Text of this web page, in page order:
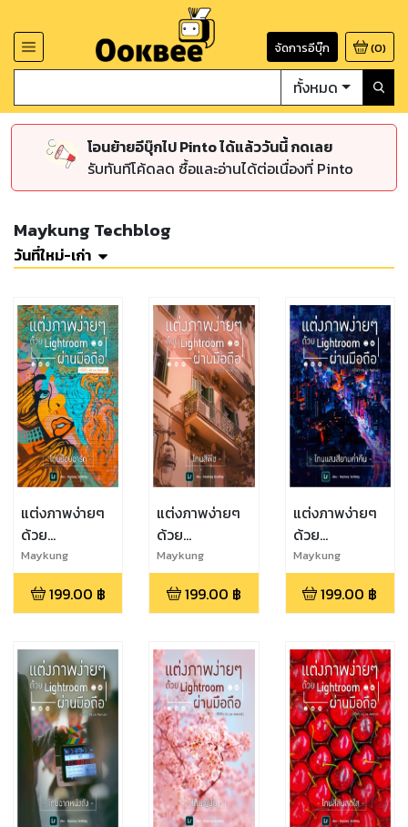
จัดการอีบุ๊ก (0)
ทั้งหมด
โอนย้ายอีบุ๊กไป Pinto ได้แล้ววันนี้ กดเลย
รับทันทีโค้ดลด ซื้อและอ่านได้ต่อเนื่องที่ Pinto
Maykung Techblog
วันที่ใหม่-เก่า
แต่งภาพง่ายๆ
ด้วย
Lightroom
ผ่านมือถือ : โทน
ป๊อปอาร์ต
Maykung
Techblog
199.00 ฿
แต่งภาพง่ายๆ
ด้วย
Lightroom
ผ่านมือถือ : โทน
สีพีช
Maykung
Techblog
199.00 ฿
แต่งภาพง่ายๆ
ด้วย
Lightroom
ผ่านมือถือ : โทน
แสงสียามค่ำคืน
Maykung
Techblog
199.00 ฿